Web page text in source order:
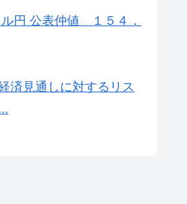
円 公表仲値 １５４．
済見通しに対するリス